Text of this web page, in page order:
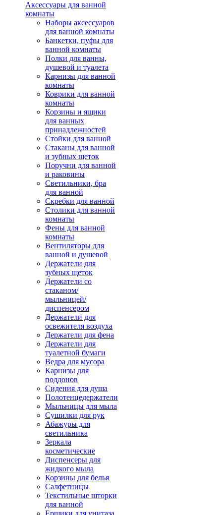
Аксессуары для ванной
комнаты
Наборы аксессуаров
для ванной комнаты
Банкетки, пуфы для
ванной комнаты
Полки для ванны,
душевой и туалета
Карнизы для ванной
комнаты
Коврики для ванной
комнаты
Корзины и ящики
для ванных
принадлежностей
Стойки для ванной
Стаканы для ванной
и зубных щеток
Поручни для ванной
и раковины
Светильники, бра
для ванной
Скребки для ванной
Столики для ванной
комнаты
Фены для ванной
комнаты
Вентиляторы для
ванной и душевой
Держатели для
зубных щеток
Держатели со
стаканом/
мыльницей/
диспенсером
Держатели для
освежителя воздуха
Держатели для фена
Держатели для
туалетной бумаги
Ведра для мусора
Карнизы для
поддонов
Сидения для душа
Полотенцедержатели
Мыльницы для мыла
Сушилки для рук
Абажуры для
светильника
Зеркала
косметические
Диспенсеры для
жидкого мыла
Корзины для белья
Салфетницы
Текстильные шторки
для ванной
Ершики для унитаза